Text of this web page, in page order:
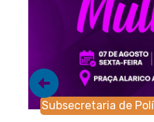
Subsecretaria de